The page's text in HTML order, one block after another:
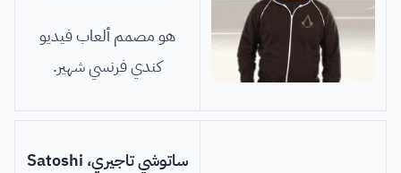
هو مصمم ألعاب فيديو
كندي فرنسي شهير.
ساتوشي تاجيري، Satoshi